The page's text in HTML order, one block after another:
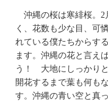
沖縄の桜は寒緋桜。
く、花数も少な目、可
れている僕たちからす
ます。沖縄の花と言え
う！ 大地にしっかり
開花するまで葉も何も
す。沖縄の青い空と真